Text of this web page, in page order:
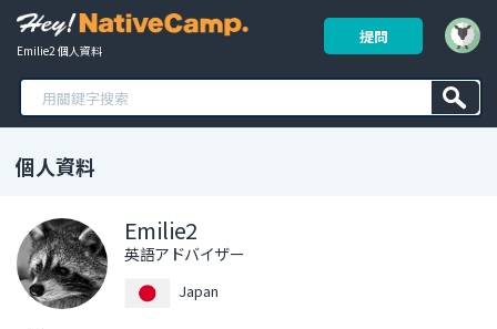
Emilie2 個人資料
提問
個人資料
Emilie2
英語アドバイザー
Japan